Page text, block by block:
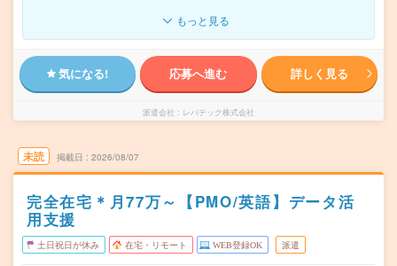
もっと見る
気になる! 応募へ進む 詳しく見る
派遣会社 レバテック株式会社
未読 掲載日 2026/08/07
完全在宅＊月77万～【PMO/英語】データ活
用支援
土日祝日が休み 在宅・リモート WEB登録OK 派遣